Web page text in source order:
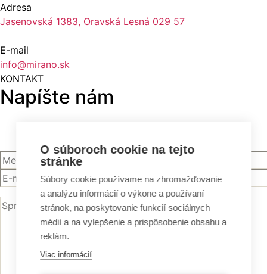
Adresa
Jasenovská 1383, Oravská Lesná 029 57
E-mail
info@mirano.sk
KONTAKT
Napíšte nám
O súboroch cookie na tejto
stránke
Súbory cookie používame na zhromažďovanie
a analýzu informácií o výkone a používaní
stránok, na poskytovanie funkcií sociálnych
médií a na vylepšenie a prispôsobenie obsahu a
reklám.
Viac informácií